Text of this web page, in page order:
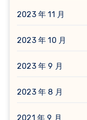
2023 年 11 月
2023 年 10 月
2023 年 9 月
2023 年 8 月
2021 年 9 月